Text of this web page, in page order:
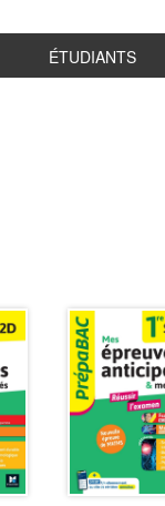
ÉTUDIANTS